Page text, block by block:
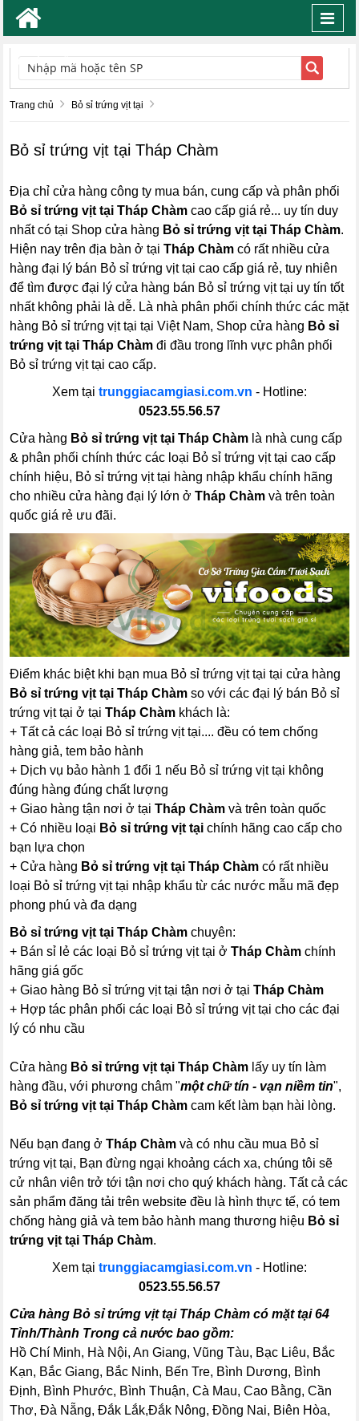
TÌM KIẾM
Trang chủ Bỏ sỉ trứng vịt tại
Bỏ sỉ trứng vịt tại Tháp Chàm
Địa chỉ cửa hàng công ty mua bán, cung cấp và phân phối
Bỏ sỉ trứng vịt tại Tháp Chàm cao cấp giá rẻ... uy tín duy
nhất có tại Shop cửa hàng Bỏ sỉ trứng vịt tại Tháp Chàm.
Hiện nay trên địa bàn ở tạiTháp Chàm có rất nhiều cửa
hàng đại lý bán Bỏ sỉ trứng vịt tại cao cấp giá rẻ, tuy nhiên
để tìm được đại lý cửa hàng bán Bỏ sỉ trứng vịt tại uy tín tốt
nhất không phải là dễ. Là nhà phân phối chính thức các mặt
hàng Bỏ sỉ trứng vịt tại tại Việt Nam, Shop cửa hàng Bỏ sỉ
trứng vịt tại Tháp Chàm đi đầu trong lĩnh vực phân phối
Bỏ sỉ trứng vịt tại cao cấp.
Xem tại trunggiacamgiasi.com.vn - Hotline:
0523.55.56.57
Cửa hàng Bỏ sỉ trứng vịt tại Tháp Chàm là nhà cung cấp
& phân phối chính thức các loại Bỏ sỉ trứng vịt tại cao cấp
chính hiệu, Bỏ sỉ trứng vịt tại hàng nhập khẩu chính hãng
cho nhiều cửa hàng đại lý lớn ởTháp Chàm và trên toàn
quốc giá rẻ ưu đãi.
Điểm khác biệt khi bạn mua Bỏ sỉ trứng vịt tại tại cửa hàng
Bỏ sỉ trứng vịt tại Tháp Chàm so với các đại lý bán Bỏ sỉ
trứng vịt tại ở tạiTháp Chàm khách là:
+ Tất cả các loại Bỏ sỉ trứng vịt tại.... đều có tem chống
hàng giả, tem bảo hành
+ Dịch vụ bảo hành 1 đổi 1 nếu Bỏ sỉ trứng vịt tại không
đúng hàng đúng chất lượng
+ Giao hàng tận nơi ở tạiTháp Chàm và trên toàn quốc
+ Có nhiều loại Bỏ sỉ trứng vịt tại chính hãng cao cấp cho
bạn lựa chọn
+ Cửa hàng Bỏ sỉ trứng vịt tại Tháp Chàm có rất nhiều
loại Bỏ sỉ trứng vịt tại nhập khẩu từ các nước mẫu mã đẹp
phong phú và đa dạng
Bỏ sỉ trứng vịt tại Tháp Chàmchuyên:
+ Bán sỉ lẻ các loại Bỏ sỉ trứng vịt tại ởTháp Chàm chính
hãng giá gốc
+ Giao hàng Bỏ sỉ trứng vịt tại tận nơi ở tạiTháp Chàm
+ Hợp tác phân phối các loại Bỏ sỉ trứng vịt tại cho các đại
lý có nhu cầu
Cửa hàng Bỏ sỉ trứng vịt tại Tháp Chàm lấy uy tín làm
hàng đầu, với phương châm "một chữ tín - vạn niềm tin",
Bỏ sỉ trứng vịt tại Tháp Chàm cam kết làm bạn hài lòng.
Nếu bạn đang ởTháp Chàm và có nhu cầu mua Bỏ sỉ
trứng vịt tại, Bạn đừng ngại khoảng cách xa, chúng tôi sẽ
cử nhân viên trở tới tận nơi cho quý khách hàng. Tất cả các
sản phẩm đăng tải trên website đều là hình thực tế, có tem
chống hàng giả và tem bảo hành mang thương hiệu Bỏ sỉ
trứng vịt tại Tháp Chàm.
Xem tại trunggiacamgiasi.com.vn - Hotline:
0523.55.56.57
Cửa hàng Bỏ sỉ trứng vịt tại Tháp Chàm có mặt tại 64
Tỉnh/Thành Trong cả nước bao gồm:
Hồ Chí Minh, Hà Nội, An Giang, Vũng Tàu, Bạc Liêu, Bắc
Kạn, Bắc Giang, Bắc Ninh, Bến Tre, Bình Dương, Bình
Định, Bình Phước, Bình Thuận, Cà Mau, Cao Bằng, Cần
Thơ, Đà Nẵng, Đắk Lắk,Đắk Nông, Đồng Nai, Biên Hòa,